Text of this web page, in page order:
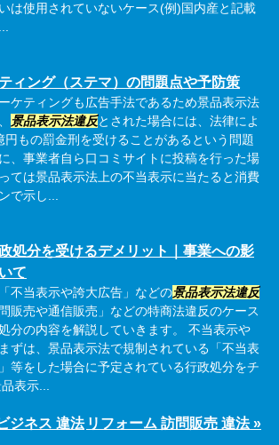
は使用されていないケース(例)国内産と記載
ィング（ステマ）の問題点や予防策
ケティングも広告手法であるため景品表示法
景品表示法違反とされた場合には、法律によ
円もの罰金刑を受けることがあるという問題
、事業者自ら口コミサイトに投稿を行った場
ては景品表示法上の不当表示に当たると消費
で示し...
処分を受けるデメリット｜事業への影
て
不当表示や誇大広告」などの景品表示法違反
販売や通信販売」などの特商法違反のケース
分の内容を解説していきます。 不当表示や
ずは、景品表示法で規制されている「不当表
等をした場合に予定されている行政処分をチ
表示...
ジネス 違法 リフォーム 訪問販売 違法 »